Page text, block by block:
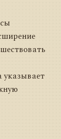
указывает